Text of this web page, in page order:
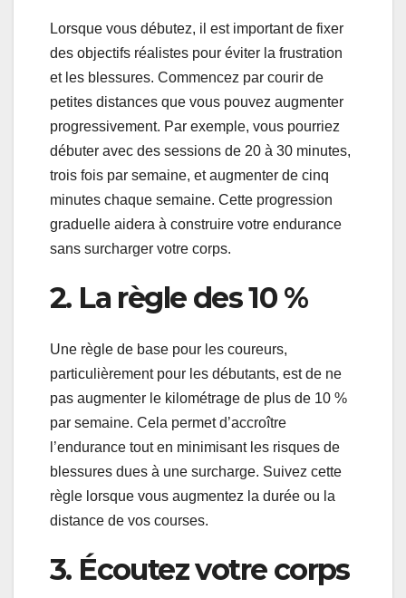
Lorsque vous débutez, il est important de fixer
des objectifs réalistes pour éviter la frustration
et les blessures. Commencez par courir de
petites distances que vous pouvez augmenter
progressivement. Par exemple, vous pourriez
débuter avec des sessions de 20 à 30 minutes,
trois fois par semaine, et augmenter de cinq
minutes chaque semaine. Cette progression
graduelle aidera à construire votre endurance
sans surcharger votre corps.
2. La règle des 10 %
Une règle de base pour les coureurs,
particulièrement pour les débutants, est de ne
pas augmenter le kilométrage de plus de 10 %
par semaine. Cela permet d’accroître
l’endurance tout en minimisant les risques de
blessures dues à une surcharge. Suivez cette
règle lorsque vous augmentez la durée ou la
distance de vos courses.
3. Écoutez votre corps